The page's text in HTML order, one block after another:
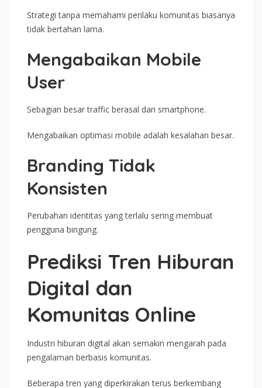
Strategi tanpa memahami perilaku komunitas biasanya
tidak bertahan lama.
Mengabaikan Mobile
User
Sebagian besar traffic berasal dari smartphone.
Mengabaikan optimasi mobile adalah kesalahan besar.
Branding Tidak
Konsisten
Perubahan identitas yang terlalu sering membuat
pengguna bingung.
Prediksi Tren Hiburan
Digital dan
Komunitas Online
Industri hiburan digital akan semakin mengarah pada
pengalaman berbasis komunitas.
Beberapa tren yang diperkirakan terus berkembang